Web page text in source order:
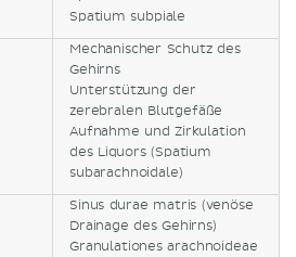
Spatium subpiale
Mechanischer Schutz des
Gehirns
Unterstützung der
zerebralen Blutgefäße
Aufnahme und Zirkulation
des Liquors (Spatium
subarachnoidale)
Sinus durae matris (venöse
Drainage des Gehirns)
Granulationes arachnoideae